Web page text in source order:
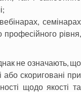
семінарах
рівня,
не означають, що
скориговані при
щодо якості та